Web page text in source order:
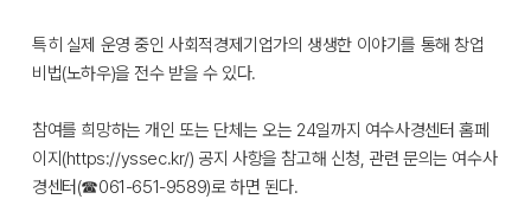
특히 실제 운영 중인 사회적경제기업가의 생생한 이야기를 통해 창업
비법(노하우)을 전수 받을 수 있다.
참여를 희망하는 개인 또는 단체는 오는 24일까지 여수사경센터 홈페
이지(https://yssec.kr/) 공지 사항을 참고해 신청, 관련 문의는 여수사
경센터(☎061-651-9589)로 하면 된다.